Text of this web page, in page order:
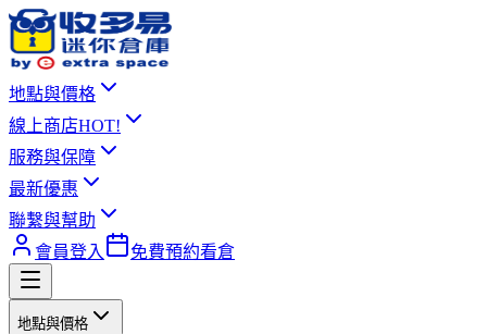
地點與價格
線上商店HOT!
服務與保障
最新優惠
聯繫與幫助
會員登入
免費預約看倉
地點與價格